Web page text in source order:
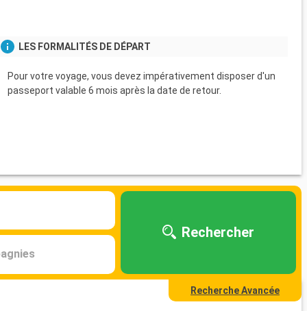
LES FORMALITÉS DE DÉPART
Pour votre voyage, vous devez impérativement disposer d'un
passeport valable 6 mois après la date de retour.
Rechercher
Recherche Avancée